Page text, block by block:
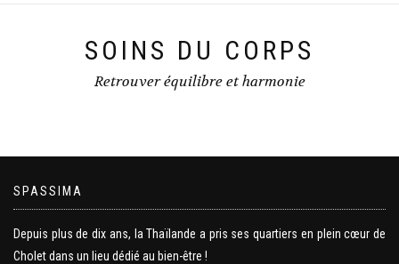
SOINS DU CORPS
Retrouver équilibre et harmonie
SPASSIMA
Depuis plus de dix ans, la Thaïlande a pris ses quartiers en plein cœur de
Cholet dans un lieu dédié au bien-être !